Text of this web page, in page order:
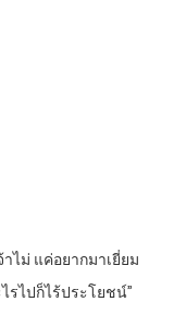
ไม่ แค่อยากมาเยี่ยม
รไปก็ไร้ประโยชน์”